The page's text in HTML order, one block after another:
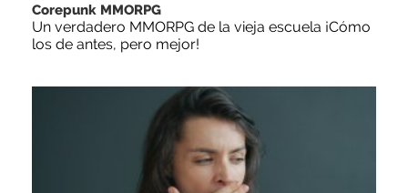
Corepunk MMORPG
Un verdadero MMORPG de la vieja escuela ¡Cómo
los de antes, pero mejor!